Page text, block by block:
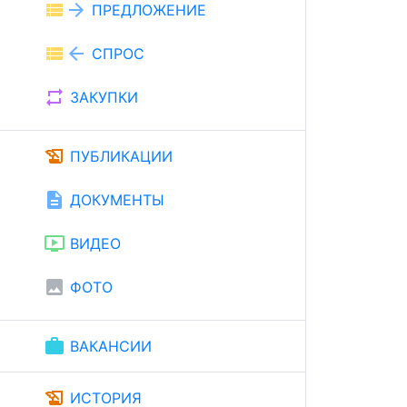
view_list arrow_forward ПРЕДЛОЖЕНИЕ
view_list arrow_back СПРОС
repeat ЗАКУПКИ
history_edu ПУБЛИКАЦИИ
description ДОКУМЕНТЫ
ondemand_video ВИДЕО
image ФОТО
work ВАКАНСИИ
history_edu ИСТОРИЯ